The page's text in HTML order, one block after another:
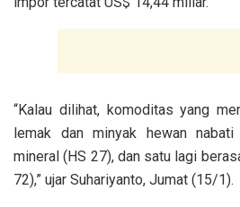
“Kalau dilihat, komoditas yang
lemak dan minyak hewan
mineral (HS 27), dan satu lagi
72),” ujar Suhariyanto, Jumat (15/1).